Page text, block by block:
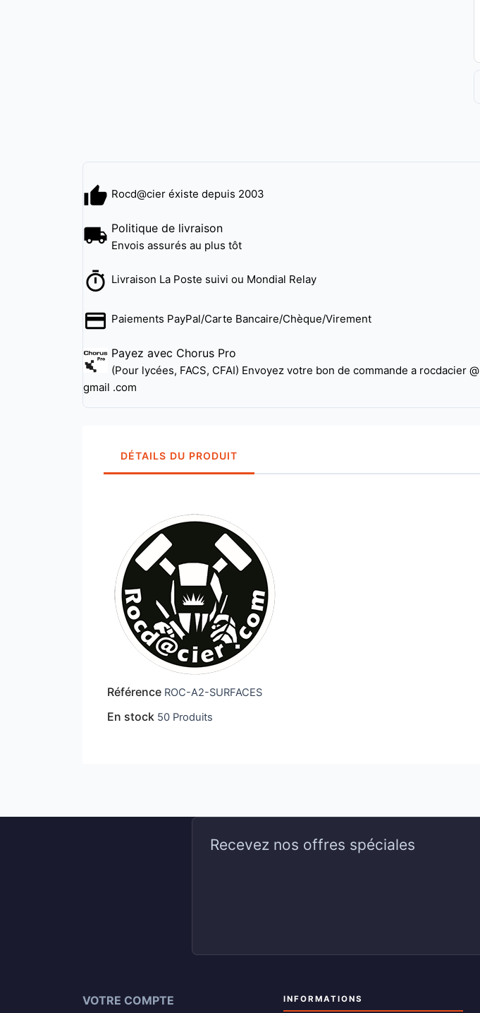
Rocd@cier éxiste depuis 2003
Politique de livraison
Envois assurés au plus tôt
Livraison La Poste suivi ou Mondial Relay
Paiements PayPal/Carte Bancaire/Chèque/Virement
Payez avec Chorus Pro
(Pour lycées, FACS, CFAI) Envoyez votre bon de commande a rocdacier @
gmail .com
DÉTAILS DU PRODUIT
Référence ROC-A2-SURFACES
En stock 50 Produits
Recevez nos offres spéciales
VOTRE COMPTE INFORMATIONS